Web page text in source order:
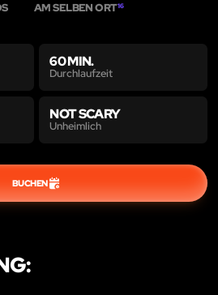
AM SELBEN ORT16
60 MIN.
Durchlaufzeit
NOT SCARY
Unheimlich
BUCHEN